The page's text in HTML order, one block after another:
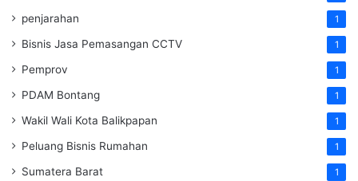
penjarahan 1
Bisnis Jasa Pemasangan CCTV 1
Pemprov 1
PDAM Bontang 1
Wakil Wali Kota Balikpapan 1
Peluang Bisnis Rumahan 1
Sumatera Barat 1